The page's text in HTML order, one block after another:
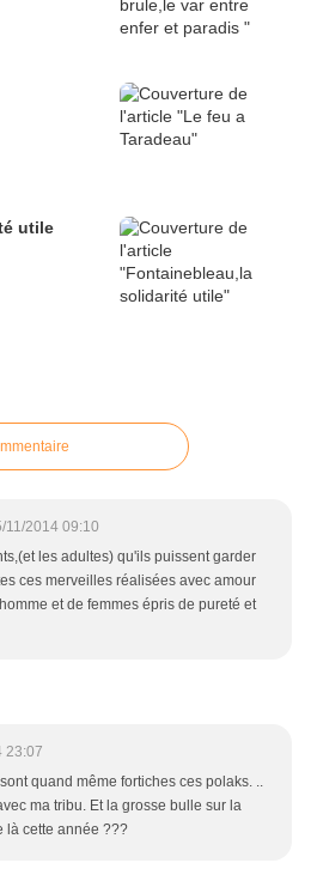
utile
11/2014 09:10
les adultes) qu'ils puissent garder
ces merveilles réalisées avec amour
et de femmes épris de pureté et
23:07
quand même fortiches ces polaks. ..
ma tribu. Et la grosse bulle sur la
là cette année ???